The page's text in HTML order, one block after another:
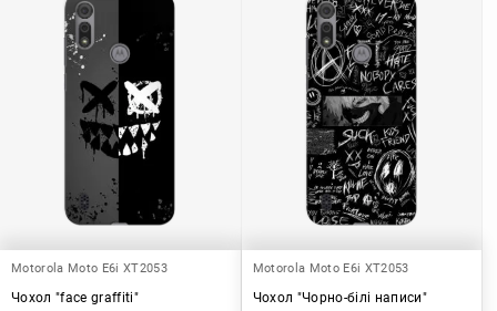
Motorola Moto E6i XT2053
Чохол "face graffiti"
Motorola Moto E6i XT2053
Чохол "Чорно-білі написи"